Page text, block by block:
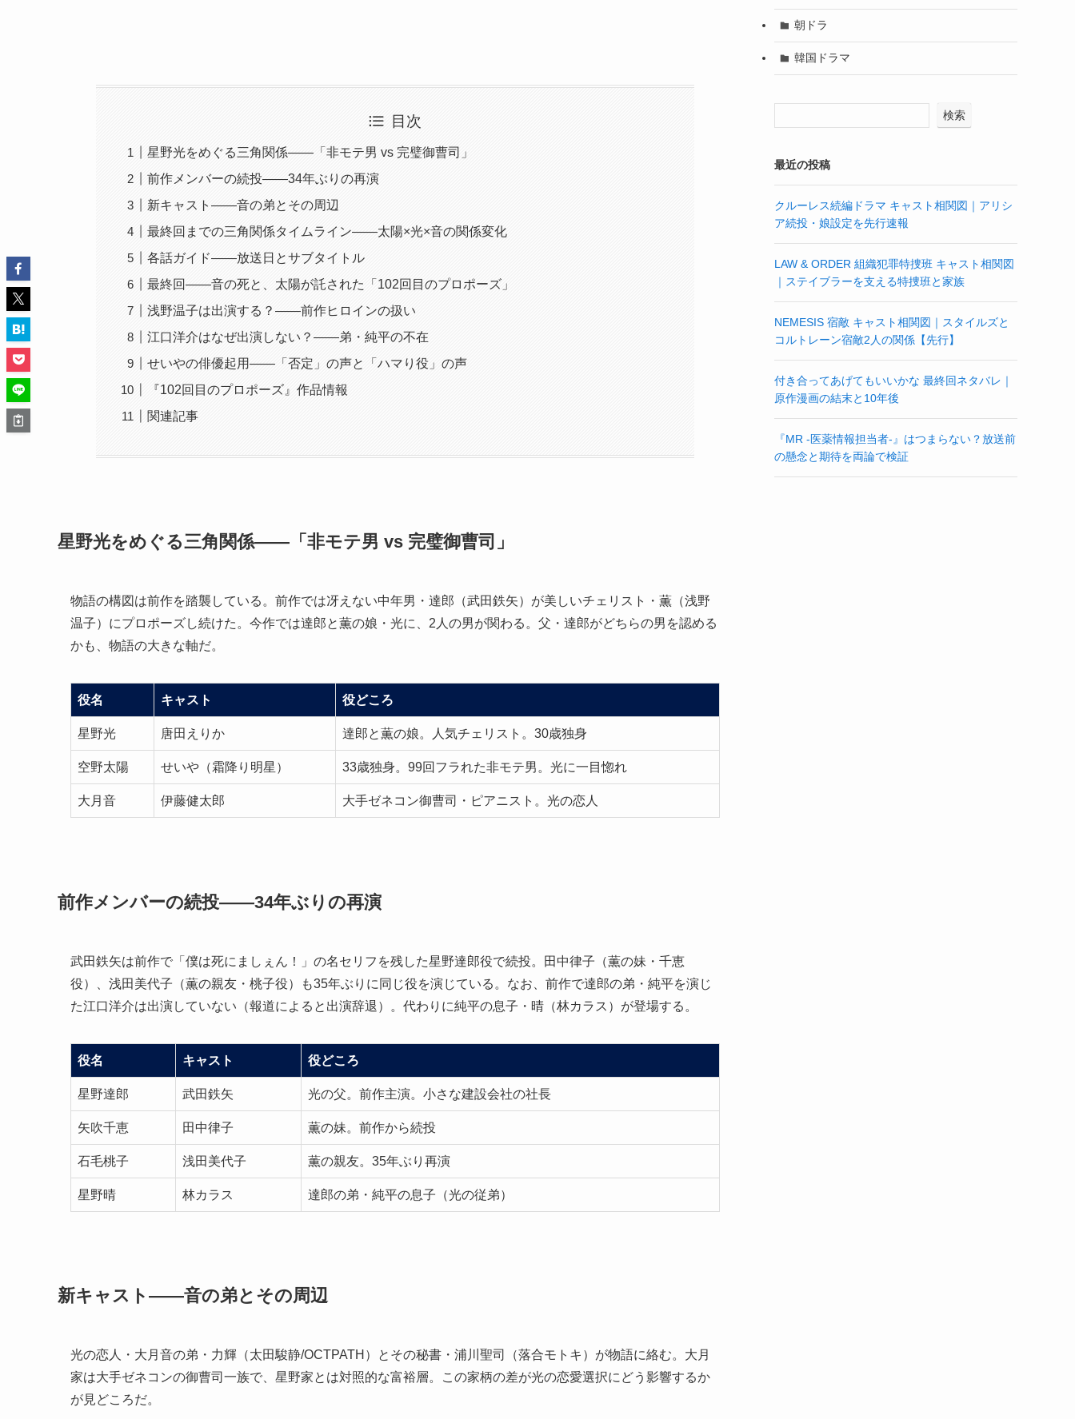
目次
星野光をめぐる三角関係——「非モテ男 vs 完璧御曹司」
前作メンバーの続投——34年ぶりの再演
新キャスト——音の弟とその周辺
最終回までの三角関係タイムライン——太陽×光×音の関係変化
各話ガイド——放送日とサブタイトル
最終回——音の死と、太陽が託された「102回目のプロポーズ」
浅野温子は出演する？——前作ヒロインの扱い
江口洋介はなぜ出演しない？——弟・純平の不在
せいやの俳優起用——「否定」の声と「ハマり役」の声
『102回目のプロポーズ』作品情報
関連記事
星野光をめぐる三角関係——「非モテ男 vs 完璧御曹司」
物語の構図は前作を踏襲している。前作では冴えない中年男・達郎（武田鉄矢）が美しいチェリスト・薫（浅野
温子）にプロポーズし続けた。今作では達郎と薫の娘・光に、2人の男が関わる。父・達郎がどちらの男を認める
かも、物語の大きな軸だ。
役名 キャスト 役どころ
星野光 唐田えりか 達郎と薫の娘。人気チェリスト。30歳独身
空野太陽 せいや（霜降り明星） 33歳独身。99回フラれた非モテ男。光に一目惚れ
大月音 伊藤健太郎 大手ゼネコン御曹司・ピアニスト。光の恋人
前作メンバーの続投——34年ぶりの再演
武田鉄矢は前作で「僕は死にましぇん！」の名セリフを残した星野達郎役で続投。田中律子（薫の妹・千恵
役）、浅田美代子（薫の親友・桃子役）も35年ぶりに同じ役を演じている。なお、前作で達郎の弟・純平を演じ
た江口洋介は出演していない（報道によると出演辞退）。代わりに純平の息子・晴（林カラス）が登場する。
役名 キャスト 役どころ
星野達郎 武田鉄矢 光の父。前作主演。小さな建設会社の社長
矢吹千恵 田中律子 薫の妹。前作から続投
石毛桃子 浅田美代子 薫の親友。35年ぶり再演
星野晴 林カラス 達郎の弟・純平の息子（光の従弟）
新キャスト——音の弟とその周辺
光の恋人・大月音の弟・力輝（太田駿静/OCTPATH）とその秘書・浦川聖司（落合モトキ）が物語に絡む。大月
家は大手ゼネコンの御曹司一族で、星野家とは対照的な富裕層。この家柄の差が光の恋愛選択にどう影響するか
が見どころだ。
朝ドラ
韓国ドラマ
検索
最近の投稿
クルーレス続編ドラマ キャスト相関図｜アリシ
ア続投・娘設定を先行速報
LAW & ORDER 組織犯罪特捜班 キャスト相関図
｜ステイブラーを支える特捜班と家族
NEMESIS 宿敵 キャスト相関図｜スタイルズと
コルトレーン宿敵2人の関係【先行】
付き合ってあげてもいいかな 最終回ネタバレ｜
原作漫画の結末と10年後
『MR -医薬情報担当者-』はつまらない？放送前
の懸念と期待を両論で検証